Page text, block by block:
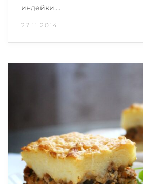
индейки,…
27.11.2014